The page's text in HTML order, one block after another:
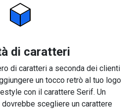
di caratteri
di caratteri a seconda dei clienti
un tocco retrò al tuo logo
con il carattere Serif. Un
scegliere un carattere